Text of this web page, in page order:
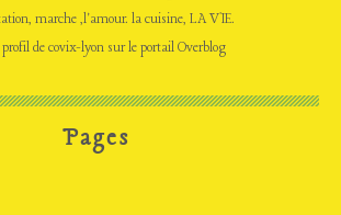
Pages
marche ,l'amour. la cuisine, LA VIE.
decovix-lyon sur le portail Overblog